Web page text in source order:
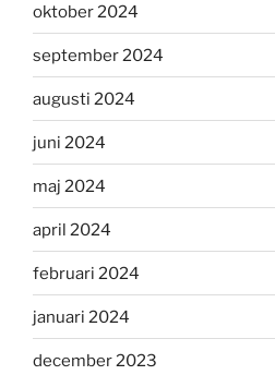
oktober 2024
september 2024
augusti 2024
juni 2024
maj 2024
april 2024
februari 2024
januari 2024
december 2023